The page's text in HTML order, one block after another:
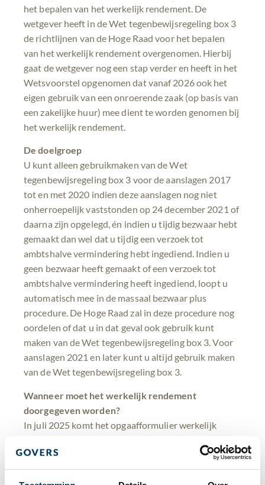
het bepalen van het werkelijk rendement. De
wetgever heeft in de Wet tegenbewijsregeling box 3
de richtlijnen van de Hoge Raad voor het bepalen
van het werkelijk rendement overgenomen. Hierbij
gaat de wetgever nog een stap verder en heeft in het
Wetsvoorstel opgenomen dat vanaf 2026 ook het
eigen gebruik van een onroerende zaak (op basis van
een zakelijke huur) mee dient te worden genomen bij
het werkelijk rendement.
De doelgroep
U kunt alleen gebruikmaken van de Wet
tegenbewijsregeling box 3 voor de aanslagen 2017
tot en met 2020 indien deze aanslagen nog niet
onherroepelijk vaststonden op 24 december 2021 of
daarna zijn opgelegd, én indien u tijdig bezwaar hebt
gemaakt dan wel dat u tijdig een verzoek tot
ambtshalve vermindering hebt ingediend. Indien u
geen bezwaar heeft gemaakt of een verzoek tot
ambtshalve vermindering heeft ingediend, loopt u
automatisch mee in de massaal bezwaar plus
procedure. De Hoge Raad zal in deze procedure nog
oordelen of dat u in dat geval ook gebruik kunt
maken van de Wet tegenbewijsregeling box 3. Voor
aanslagen 2021 en later kunt u altijd gebruik maken
van de Wet tegenbewijsregeling box 3.
Wanneer moet het werkelijk rendement
doorgegeven worden?
In juli 2025 komt het opgaafformulier werkelijk
kunt u uw werkelijk rendement aan de
Belastingdienst doorgeven.